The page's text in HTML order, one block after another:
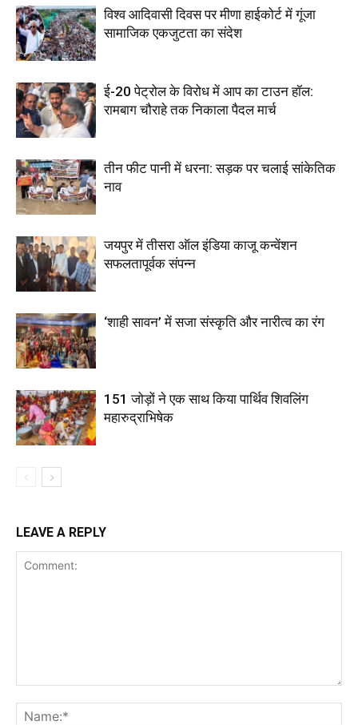
विश्व आदिवासी दिवस पर मीणा हाईकोर्ट में गूंजा
सामाजिक एकजुटता का संदेश
ई-20 पेट्रोल के विरोध में आप का टाउन हॉल:
रामबाग चौराहे तक निकाला पैदल मार्च
तीन फीट पानी में धरना: सड़क पर चलाई सांकेतिक
नाव
जयपुर में तीसरा ऑल इंडिया काजू कन्वेंशन
सफलतापूर्वक संपन्न
‘शाही सावन’ में सजा संस्कृति और नारीत्व का रंग
151 जोड़ों ने एक साथ किया पार्थिव शिवलिंग
महारुद्राभिषेक
LEAVE A REPLY